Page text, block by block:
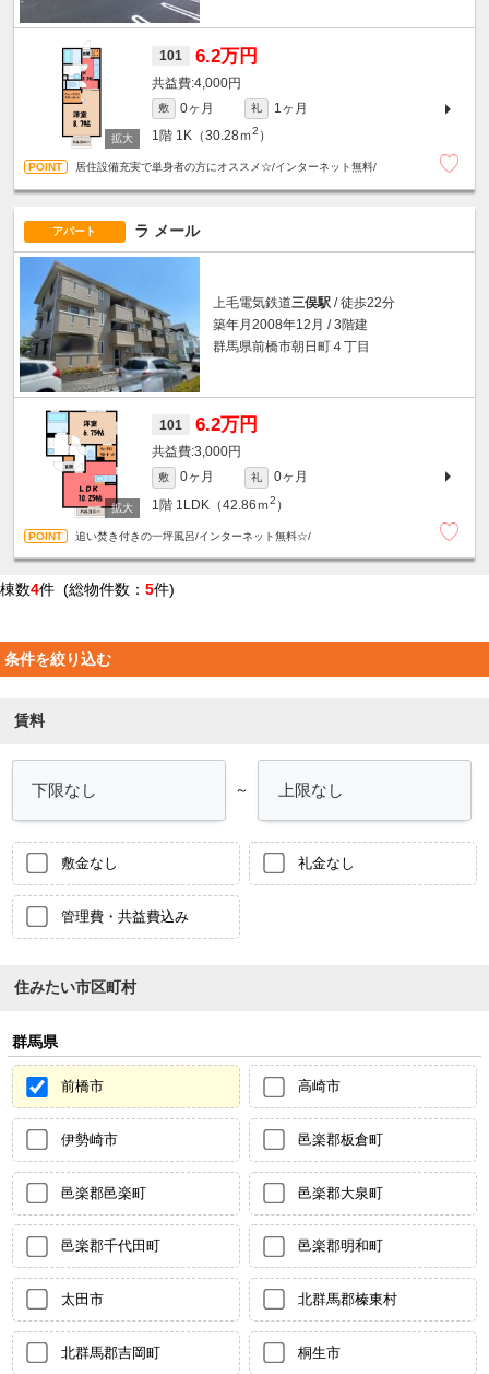
101 6.2万円
4,000円
敷 0ヶ月 礼
1ヶ月
1階 1K（30.28ｍ2 ）
居住設備充実で単身者の方にオススメ☆/インターネット無料/
アパート ラ メール
上毛電気鉄道三俣駅 / 徒歩22分
築年月2008年12月 / 3階建
群馬県前橋市朝日町４丁目
101 6.2万円
3,000円
敷 0ヶ月 礼
0ヶ月
1階 1LDK（42.86ｍ2 ）
追い焚き付きの一坪風呂/インターネット無料☆/
棟数4件 (総物件数： 5件)
条件を絞り込む
賃料
～
敷金なし 礼金なし
管理費・共益費込み
住みたい市区町村
群馬県
前橋市 高崎市
伊勢崎市 邑楽郡板倉町
邑楽郡邑楽町 邑楽郡大泉町
邑楽郡千代田町 邑楽郡明和町
太田市 北群馬郡榛東村
北群馬郡吉岡町 桐生市